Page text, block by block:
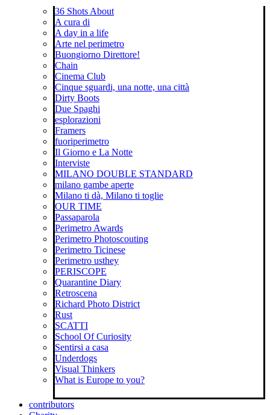
36 Shots About
A cura di
A day in a life
Arte nel perimetro
Buongiorno Direttore!
Chain
Cinema Club
Cinque sguardi, una notte, una città
Dirty Boots
Due Spaghi
esplorazioni
Framers
fuoriperimetro
Il Giorno e La Notte
Interviste
MILANO DOUBLE STANDARD
milano gambe aperte
Milano ti dà, Milano ti toglie
OUR TIME
Passaparola
Perimetro Awards
Perimetro Photoscouting
Perimetro Ticinese
Perimetro usthey
PERISCOPE
Quarantine Diary
Retroscena
Richard Photo District
Rust
SCATTI
School Of Curiosity
Sentirsi a casa
Underdogs
Visual Thinkers
What is Europe to you?
contributors